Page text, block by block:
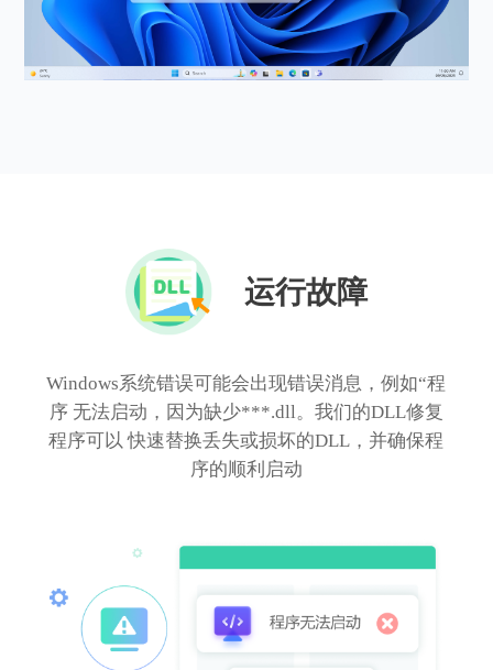
运行故障
Windows系统错误可能会出现错误消息，例如“程
序 无法启动，因为缺少***.dll。我们的DLL修复
程序可以 快速替换丢失或损坏的DLL，并确保程
序的顺利启动